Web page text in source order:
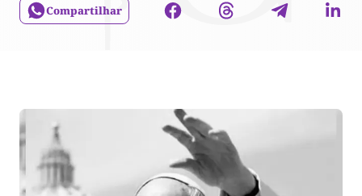
Compartilhar